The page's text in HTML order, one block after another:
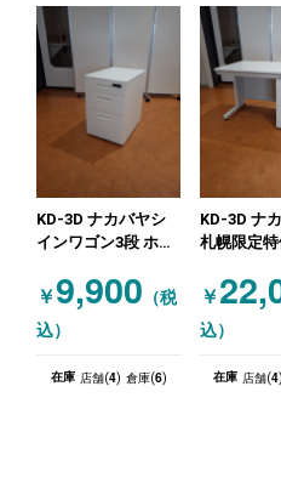
KD-3D ナカバヤシ
インワゴン3段 ホワ
￥9,900 （税
込）
在庫 店舗(4) 倉庫(6)
KD-3D ナ
札幌限定特
セット（限
ト！） ホ
￥
込）
在庫 店舗(4)